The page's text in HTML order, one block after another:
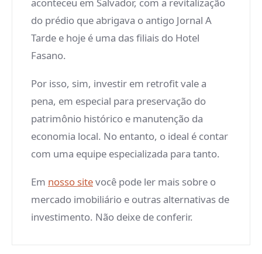
do prédio que abrigava o antigo Jornal A
Tarde e hoje é uma das filiais do Hotel
Fasano.
Por isso, sim, investir em retrofit vale a
pena, em especial para preservação do
patrimônio histórico e manutenção da
economia local. No entanto, o ideal é contar
com uma equipe especializada para tanto.
Em nosso sitevocê pode ler mais sobre o
mercado imobiliário e outras alternativas de
investimento. Não deixe de conferir.